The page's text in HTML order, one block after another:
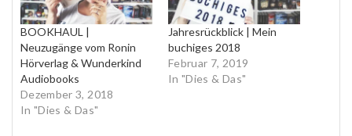
BOOKHAUL |
Neuzugänge vom Ronin
Hörverlag & Wunderkind
Audiobooks
Dezember 3, 2018
In "Dies & Das"
Jahresrückblick | Mein
buchiges 2018
Februar 7, 2019
In "Dies & Das"